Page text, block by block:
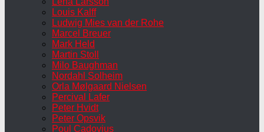
Louis Kalff
Ludwig Mies van der Rohe
Marcel Breuer
Mark Held
Martin Stoll
Milo Baughman
Nordahl Solheim
Orla Mølgaard Nielsen
Percival Lafer
Peter Hvidt
Peter Opsvik
Poul Cadovius